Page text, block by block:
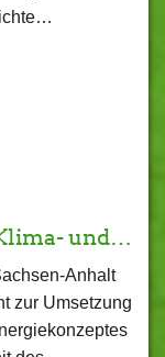
und…
Anhalt
zur Umsetzung